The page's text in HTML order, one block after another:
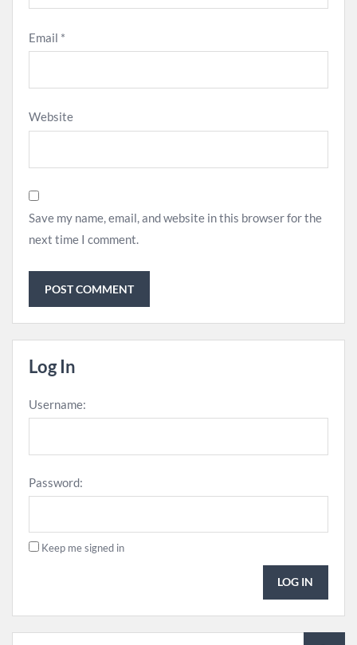
Email *
Website
Save my name, email, and website in this browser for the
next time I comment.
Log In
Username:
Password:
Keep me signed in
LOG IN